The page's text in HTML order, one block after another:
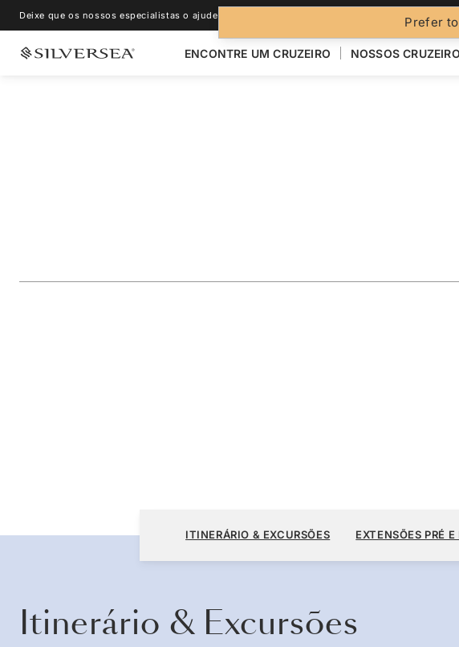
Prefer
Deixe que os nossos especialistas o ajudem.
ENCONTRE UM CRUZEIRO NOSSOS
Ilha do Rei George a Ilha do Rei George
6 DIAS
ITINERÁRIO & EXCURSÕES EXTENSÕES PRÉ E
Itinerário & Excursões